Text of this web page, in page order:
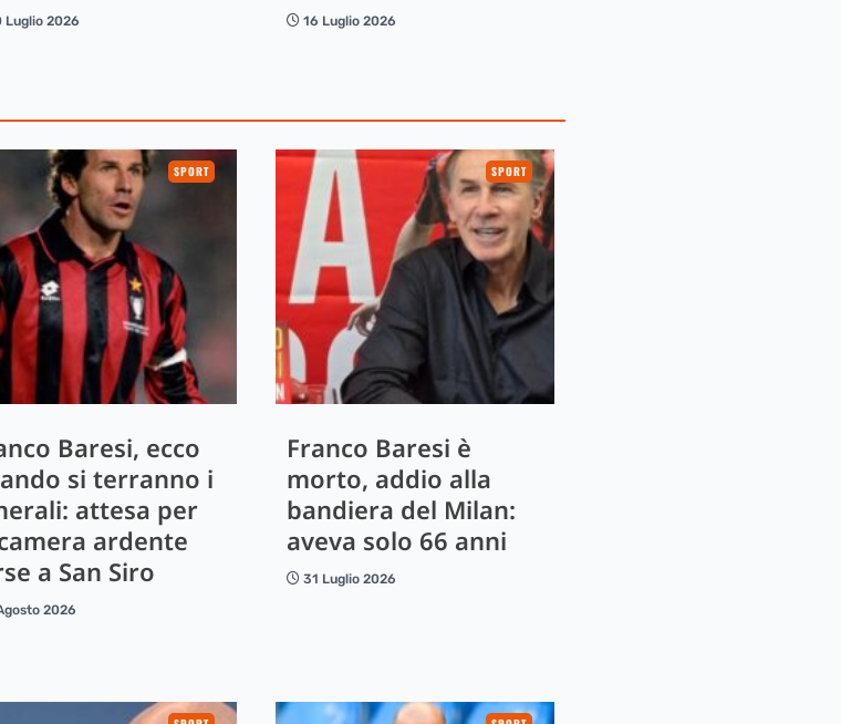
Luglio 2026 16 Luglio 2026
SPORT
Baresi, ecco
si terranno i
attesa per
ardente
a San Siro
2026
SPORT
Franco Baresi è
morto, addio alla
bandiera del Milan:
aveva solo 66 anni
31 Luglio 2026